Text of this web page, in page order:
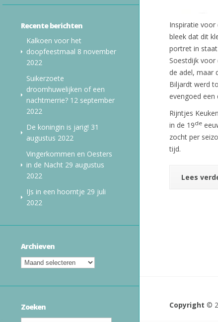
Recente berichten
Kalkoen voor het
doopfeestmaal 8 november
2022
Suikerzoete
droomhuwelijken of een
nachtmerrie? 12 september
2022
De koningin is jarig! 31
augustus 2022
Vingerkommen en Oesters
in de Nacht 29 augustus
2022
IJs in een hoorntje 29 juli
2022
Archieven
Zoeken
Inspiratie voor
bleek dat dit
portret in
Soestdijk voor
de adel, maar
Biljardt werd
evengoed
Rijntjes
in de 19de
zocht per
tijd.
Lees
Copyright ©